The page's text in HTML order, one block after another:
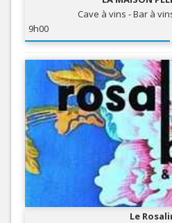
Cave à vins - Bar à
9h00
Le